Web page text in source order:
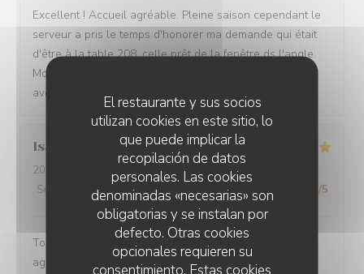
El restaurante y sus socios
utilizan cookies en este sitio, lo
que puede implicar la
recopilación de datos
personales. Las cookies
denominadas «necesarias» son
obligatorias y se instalan por
defecto. Otras cookies
opcionales requieren su
consentimiento. Estas cookies
Excellent ! Accueil agréable. Pleine saison cependant le
serveur a pris le temps d'honorer ma demande qui était
d'être à la table 208, celle prêt de la fenêtre ds l'angle.
Moules très bonnes et bien servis. Nous y retournerons
avec plaisir.
Isabelle
2026-08-05
- 12:00 - Invitados 3
Servicio
/5 Ambiente :5/5 Menú: 5/5 Calidad / Precio /5
Toujours aussi bon, et service extra. Ils sont tous hyper
agréables